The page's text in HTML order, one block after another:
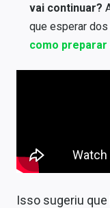
vai continuar?
que esperar
como
Isso sugeriu